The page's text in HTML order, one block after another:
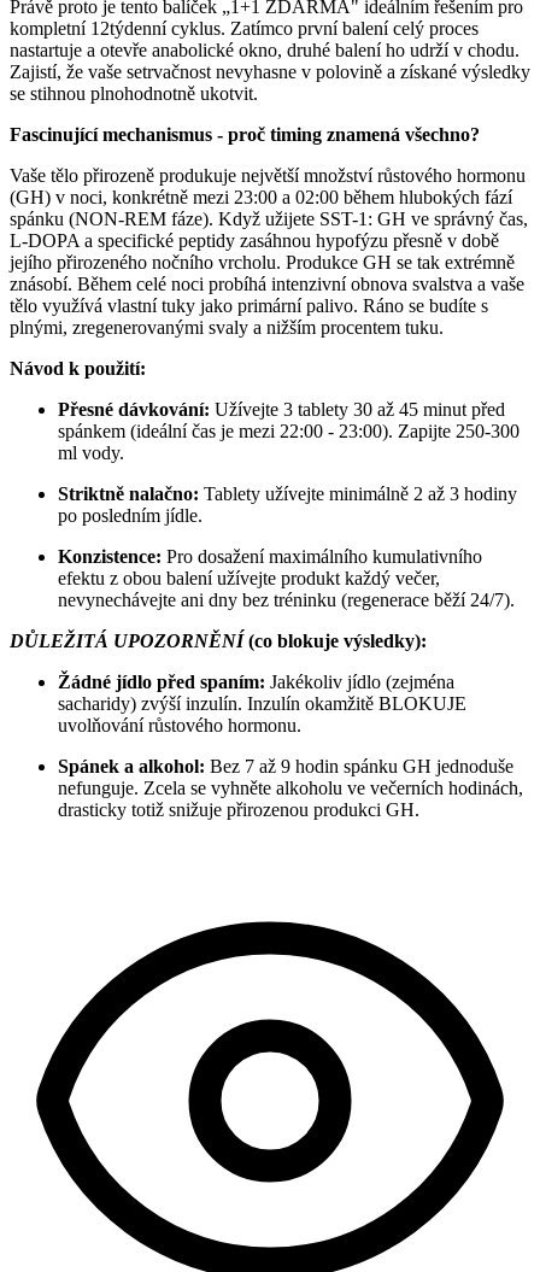
Právě proto je tento balíček „1+1 ZDARMA" ideálním řešením pro
kompletní 12týdenní cyklus. Zatímco první balení celý proces
nastartuje a otevře anabolické okno, druhé balení ho udrží v chodu.
Zajistí, že vaše setrvačnost nevyhasne v polovině a získané výsledky
se stihnou plnohodnotně ukotvit.
Fascinující mechanismus - proč timing znamená všechno?
Vaše tělo přirozeně produkuje největší množství růstového hormonu
(GH) v noci, konkrétně mezi 23:00 a 02:00 během hlubokých fází
spánku (NON-REM fáze). Když užijete SST-1: GH ve správný čas,
L-DOPA a specifické peptidy zasáhnou hypofýzu přesně v době
jejího přirozeného nočního vrcholu. Produkce GH se tak extrémně
znásobí. Během celé noci probíhá intenzivní obnova svalstva a vaše
tělo využívá vlastní tuky jako primární palivo. Ráno se budíte s
plnými, zregenerovanými svaly a nižším procentem tuku.
Návod k použití:
Přesné dávkování: Užívejte 3 tablety 30 až 45 minut před
spánkem (ideální čas je mezi 22:00 - 23:00). Zapijte 250-300
ml vody.
Striktně nalačno: Tablety užívejte minimálně 2 až 3 hodiny
po posledním jídle.
Konzistence: Pro dosažení maximálního kumulativního
efektu z obou balení užívejte produkt každý večer,
nevynechávejte ani dny bez tréninku (regenerace běží 24/7).
DŮLEŽITÁ UPOZORNĚNÍ(co blokuje výsledky):
Žádné jídlo před spaním: Jakékoliv jídlo (zejména
sacharidy) zvýší inzulín. Inzulín okamžitě BLOKUJE
uvolňování růstového hormonu.
Spánek a alkohol: Bez 7 až 9 hodin spánku GH jednoduše
nefunguje. Zcela se vyhněte alkoholu ve večerních hodinách,
drasticky totiž snižuje přirozenou produkci GH.